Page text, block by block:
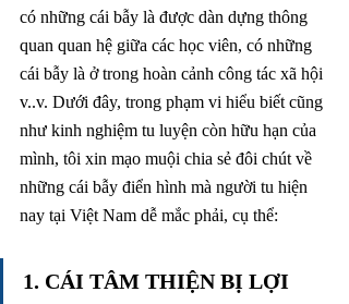
có những cái bẫy là được dàn dựng thông
quan quan hệ giữa các học viên, có những
cái bẫy là ở trong hoàn cảnh công tác xã hội
v..v. Dưới đây, trong phạm vi hiểu biết cũng
như kinh nghiệm tu luyện còn hữu hạn của
mình, tôi xin mạo muội chia sẻ đôi chút về
những cái bẫy điển hình mà người tu hiện
nay tại Việt Nam dễ mắc phải, cụ thể:
1. CÁI TÂM THIỆN BỊ LỢI